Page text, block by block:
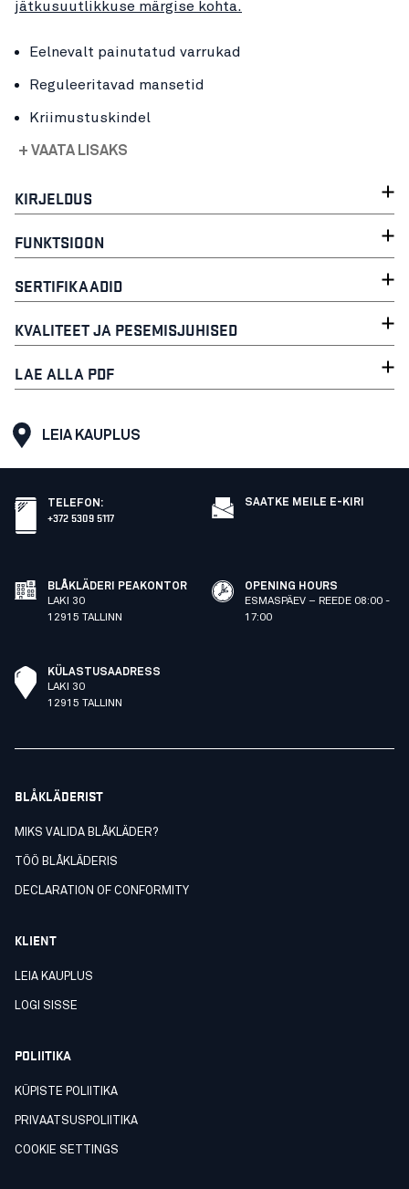
jätkusuutlikkuse märgise kohta.
Eelnevalt painutatud varrukad
Reguleeritavad mansetid
Kriimustuskindel
+ VAATA LISAKS
KIRJELDUS
FUNKTSIOON
SERTIFIKAADID
KVALITEET JA PESEMISJUHISED
LAE ALLA PDF
LEIA KAUPLUS
TELEFON :
+372 5309 5117
SAATKE MEILE E-KIRI
BLÅKLÄDERI PEAKONTOR
LAKI 30
12915 TALLINN
OPENING HOURS
ESMASPÄEV – REEDE 08:00 -
17:00
KÜLASTUSAADRESS
LAKI 30
12915 TALLINN
BLÅKLÄDERIST
MIKS VALIDA BLÅKLÄDER?
TÖÖ BLÅKLÄDERIS
DECLARATION OF CONFORMITY
KLIENT
LEIA KAUPLUS
LOGI SISSE
POLIITIKA
KÜPISTE POLIITIKA
PRIVAATSUSPOLIITIKA
COOKIE SETTINGS